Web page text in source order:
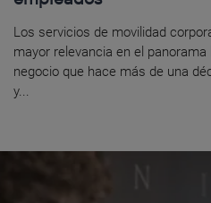
Los servicios de movilidad
mayor relevancia en el
negocio que hace más de una
y...